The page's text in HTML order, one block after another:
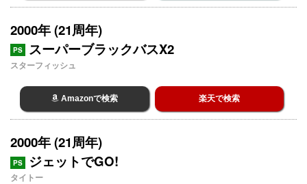
2000年 (21周年)
PS スーパーブラックバスX2
スターフィッシュ
Amazonで検索 楽天で検索
2000年 (21周年)
PS ジェットでGO!
タイトー